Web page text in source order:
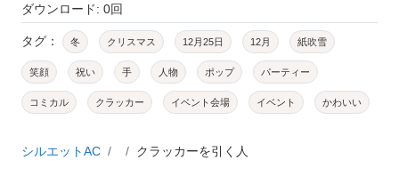
ダウンロード: 0回
タグ： 冬 クリスマス 12月25日 12月 紙吹雪
笑顔 祝い 手 人物 ポップ パーティー
コミカル クラッカー イベント会場 イベント かわいい
シルエットAC クラッカーを引く人